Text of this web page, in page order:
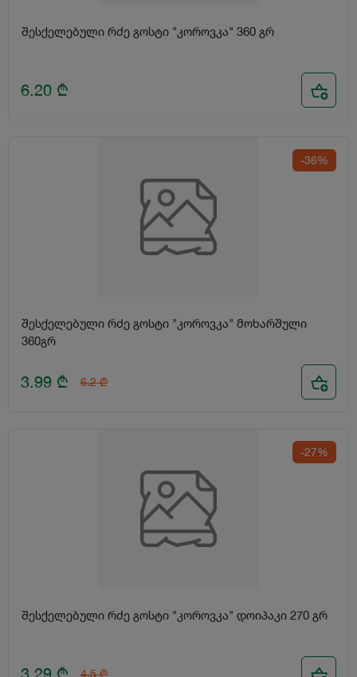
შესქელებული რძე გოსტი "კოროვკა" 360 გრ
6.20 ₾
-36%
შესქელებული რძე გოსტი "კოროვკა" მოხარშული
360გრ
3.99 ₾ 6.2 ₾
-27%
შესქელებული რძე გოსტი "კოროვკა" დოიპაკი 270 გრ
4.5 ₾